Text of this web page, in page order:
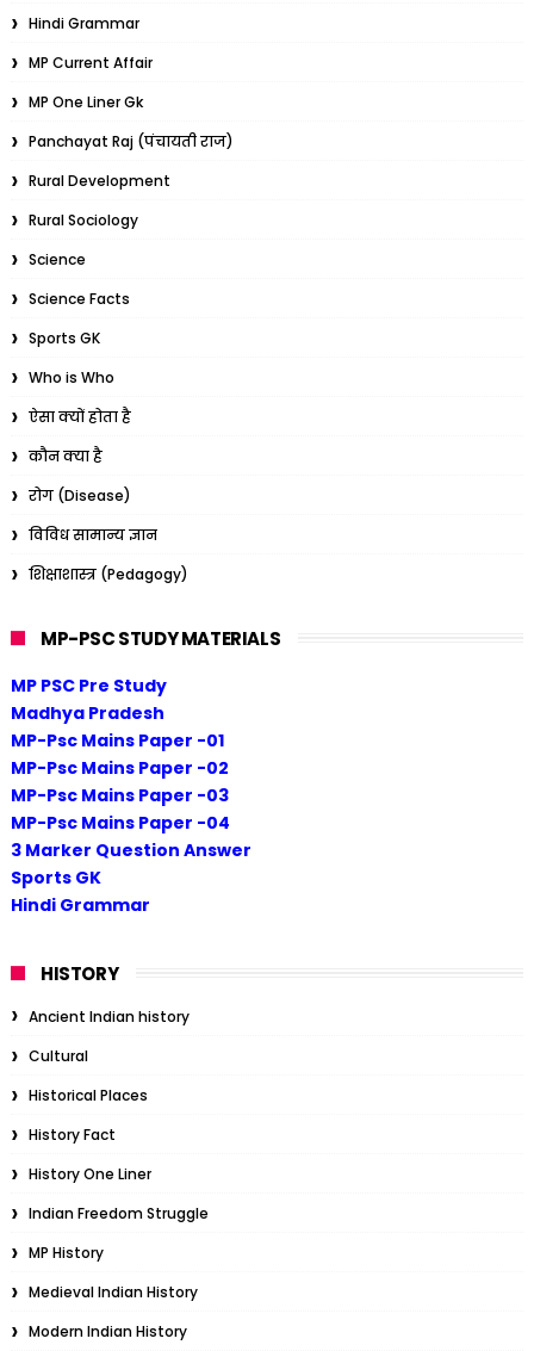
Hindi Grammar
MP Current Affair
MP One Liner Gk
Panchayat Raj (पंचायती राज)
Rural Development
Rural Sociology
Science
Science Facts
Sports GK
Who is Who
ऐसा क्यों होता है
कौन क्या है
रोग (Disease)
विविध सामान्य ज्ञान
शिक्षाशास्त्र (Pedagogy)
MP-PSC STUDY MATERIALS
MP PSC Pre Study
Madhya Pradesh
MP-Psc Mains Paper -01
MP-Psc Mains Paper -02
MP-Psc Mains Paper -03
MP-Psc Mains Paper -04
3 Marker Question Answer
Sports GK
Hindi Grammar
HISTORY
Ancient Indian history
Cultural
Historical Places
History Fact
History One Liner
Indian Freedom Struggle
MP History
Medieval Indian History
Modern Indian History